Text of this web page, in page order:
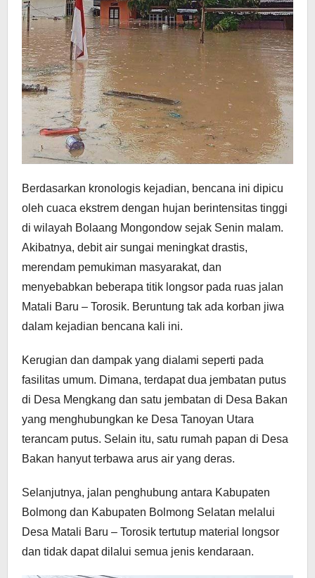
Berdasarkan kronologis kejadian, bencana ini dipicu
oleh cuaca ekstrem dengan hujan berintensitas tinggi
di wilayah Bolaang Mongondow sejak Senin malam.
Akibatnya, debit air sungai meningkat drastis,
merendam pemukiman masyarakat, dan
menyebabkan beberapa titik longsor pada ruas jalan
Matali Baru – Torosik. Beruntung tak ada korban jiwa
dalam kejadian bencana kali ini.
Kerugian dan dampak yang dialami seperti pada
fasilitas umum. Dimana, terdapat dua jembatan putus
di Desa Mengkang dan satu jembatan di Desa Bakan
yang menghubungkan ke Desa Tanoyan Utara
terancam putus. Selain itu, satu rumah papan di Desa
Bakan hanyut terbawa arus air yang deras.
Selanjutnya, jalan penghubung antara Kabupaten
Bolmong dan Kabupaten Bolmong Selatan melalui
Desa Matali Baru – Torosik tertutup material longsor
dan tidak dapat dilalui semua jenis kendaraan.